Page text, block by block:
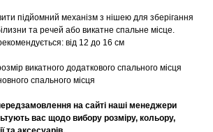
підйомний механізм з нішею для зберігання
та речей або викатне спальне місце.
від 12 до 16 см
викатного додаткового спального місця
спального місця
на сайті наші менеджери
вас щодо вибору розміру, кольору,